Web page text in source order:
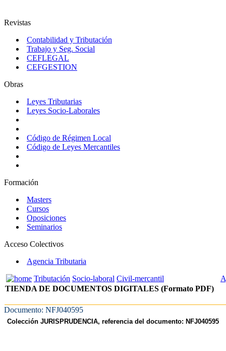
Revistas
Contabilidad y Tributación
Trabajo y Seg. Social
CEFLEGAL
CEFGESTION
Obras
Leyes Tributarias
Leyes Socio-Laborales
Código de Régimen Local
Código de Leyes Mercantiles
Formación
Masters
Cursos
Oposiciones
Seminarios
Acceso Colectivos
Agencia Tributaria
Tributación Socio-laboral Civil-mercantil
TIENDA DE DOCUMENTOS DIGITALES (Formato PDF)
Documento: NFJ040595
Colección JURISPRUDENCIA, referencia del documento: NFJ040595